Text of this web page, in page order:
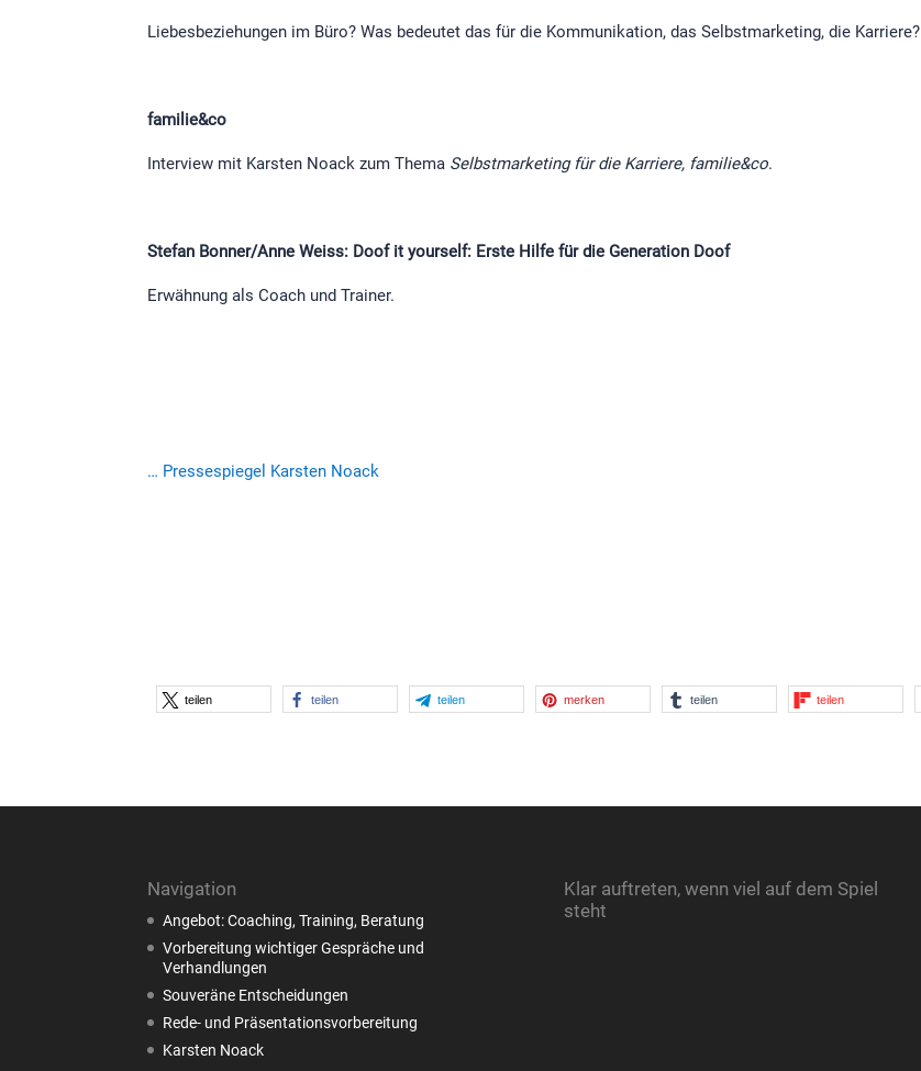
Liebesbeziehungen im Büro? Was bedeutet das für die Kommunikation, das Selbstmarketing, die Karriere?
familie&co
Interview mit Karsten Noack zum Thema Selbstmarketing für die Karriere, familie&co.
Stefan Bonner/Anne Weiss: Doof it yourself: Erste Hilfe für die Generation Doof
Erwähnung als Coach und Trainer.
… Pressespiegel Karsten Noack
teilen teilen teilen merken teilen teilen
Navigation
Angebot: Coaching, Training, Beratung
Vorbereitung wichtiger Gespräche und
Verhandlungen
Souveräne Entscheidungen
Rede- und Präsentationsvorbereitung
Karsten Noack
Klar auftreten, wenn viel auf dem Spiel
steht